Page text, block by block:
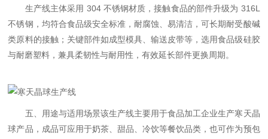
生产线主体采用 304 不锈钢材质，接触食品的部件升级为 316L
不锈钢，均符合食品级安全标准，耐腐蚀、易清洁，可长期耐受酸碱
类原料的接触；关键部件如成型模具、输送皮带等，选用食品级硅胶
与耐磨塑料，兼具柔韧性与耐用性，有效延长部件更换周期。
五、用途与适用场景该生产线主要用于食品加工企业生产寒天晶
球产品，成品可应用于奶茶、甜品、冷饮等餐饮品类，也可作为预包